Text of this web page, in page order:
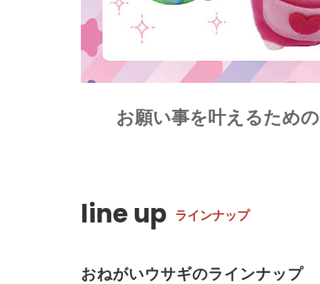
お願い事を叶えるため
line up ラインナップ
おねがいウサギのラインナップ